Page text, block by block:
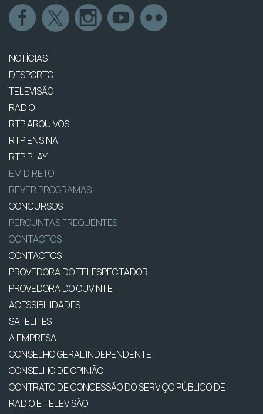
NOTÍCIAS
DESPORTO
TELEVISÃO
RÁDIO
RTP ARQUIVOS
RTP ENSINA
RTP PLAY
EM DIRETO
REVER PROGRAMAS
CONCURSOS
PERGUNTAS FREQUENTES
CONTACTOS
CONTACTOS
PROVEDORA DO TELESPECTADOR
PROVEDORA DO OUVINTE
ACESSIBILIDADES
SATÉLITES
A EMPRESA
CONSELHO GERAL INDEPENDENTE
CONSELHO DE OPINIÃO
CONTRATO DE CONCESSÃO DO SERVIÇO PÚBLICO DE
RÁDIO E TELEVISÃO